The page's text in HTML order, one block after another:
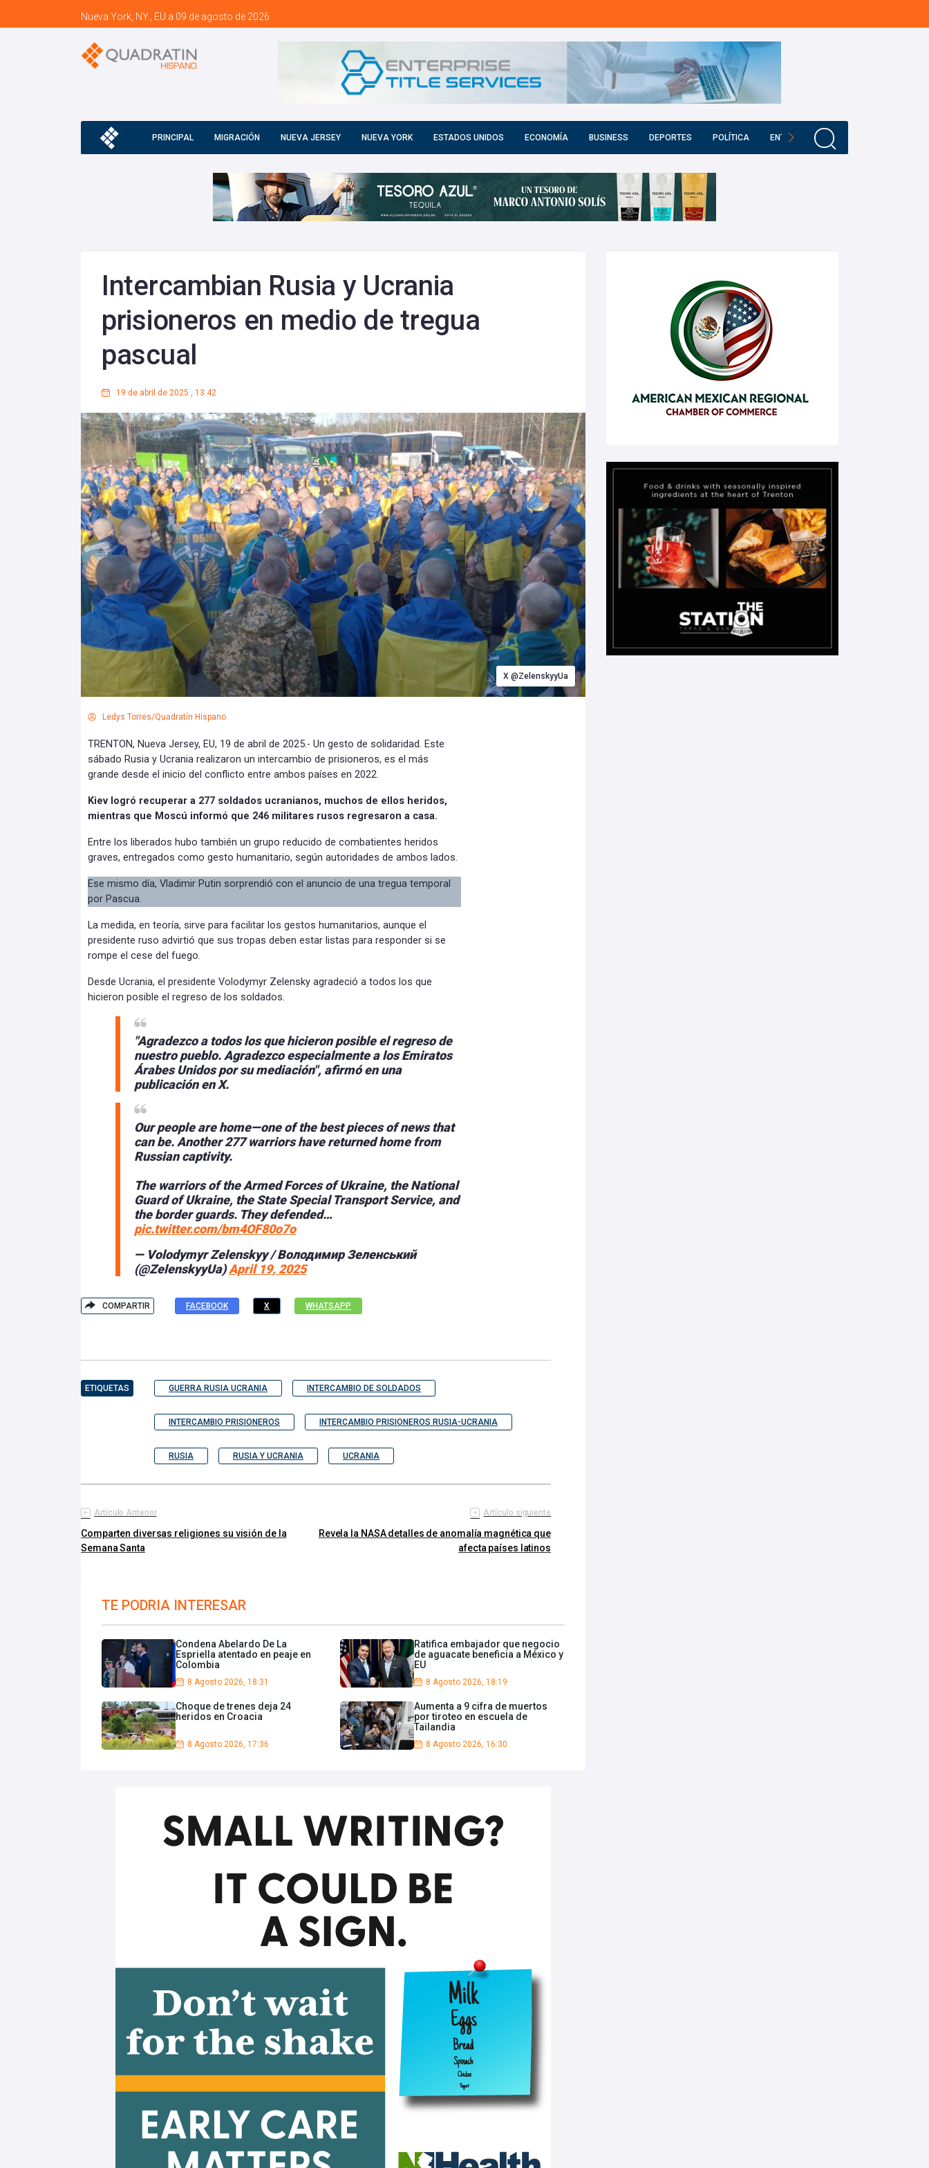
Nueva York, NY., EU a 09 de agosto de 2026
PRINCIPAL MIGRACIÓN NUEVA JERSEY NUEVA YORK ESTADOS UNIDOS ECONOMÍA BUSINESS DEPORTES POLÍTICA ENTRETENIMIENTO
Intercambian Rusia y Ucrania
prisioneros en medio de tregua
pascual
19 de abril de 2025 , 13:42
X @ZelenskyyUa
Ledys Torres/Quadratín Hispano
TRENTON, Nueva Jersey, EU, 19 de abril de 2025.- Un gesto de solidaridad. Este
sábado Rusia y Ucrania realizaron un intercambio de prisioneros, es el más
grande desde el inicio del conflicto entre ambos países en 2022.
Kiev logró recuperar a 277 soldados ucranianos, muchos de ellos heridos,
mientras que Moscú informó que 246 militares rusos regresaron a casa.
Entre los liberados hubo también un grupo reducido de combatientes heridos
graves, entregados como gesto humanitario, según autoridades de ambos lados.
Ese mismo día, Vladimir Putin sorprendió con el anuncio de una tregua temporal
por Pascua.
La medida, en teoría, sirve para facilitar los gestos humanitarios, aunque el
presidente ruso advirtió que sus tropas deben estar listas para responder si se
rompe el cese del fuego.
Desde Ucrania, el presidente Volodymyr Zelensky agradeció a todos los que
hicieron posible el regreso de los soldados.
"Agradezco a todos los que hicieron posible el regreso de
nuestro pueblo. Agradezco especialmente a los Emiratos
Árabes Unidos por su mediación", afirmó en una
publicación en X.
Our people are home—one of the best pieces of news that
can be. Another 277 warriors have returned home from
Russian captivity.
The warriors of the Armed Forces of Ukraine, the National
Guard of Ukraine, the State Special Transport Service, and
the border guards. They defended…
pic.twitter.com/bm4OF80o7o
— Volodymyr Zelenskyy / Володимир Зеленський
(@ZelenskyyUa)April 19, 2025
COMPARTIR FACEBOOK X WHATSAPP
ETIQUETAS GUERRA RUSIA UCRANIA INTERCAMBIO DE SOLDADOS
INTERCAMBIO PRISIONEROS INTERCAMBIO PRISIONEROS RUSIA-UCRANIA
RUSIA RUSIA Y UCRANIA UCRANIA
Artículo Anterior
Comparten diversas religiones su visión de la
Semana Santa
Artículo siguiente
Revela la NASA detalles de anomalía magnética que
afecta países latinos
TE PODRIA INTERESAR
Condena Abelardo De La
Espriella atentado en peaje en
Colombia
8 Agosto 2026, 18:31
Ratifica embajador que negocio
de aguacate beneficia a México y
EU
8 Agosto 2026, 18:19
Choque de trenes deja 24
heridos en Croacia
8 Agosto 2026, 17:36
Aumenta a 9 cifra de muertos
por tiroteo en escuela de
Tailandia
8 Agosto 2026, 16:30